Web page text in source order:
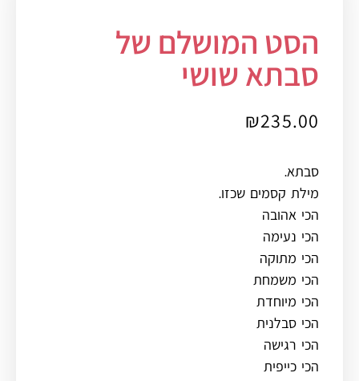
הסט המושלם של
סבתא שושי
₪235.00
סבתא.
מילת קסמים שכזו.
הכי אהובה
הכי נעימה
הכי מתוקה
הכי משמחת
הכי מיוחדת
הכי סבלנית
הכי רגישה
הכי כייפית